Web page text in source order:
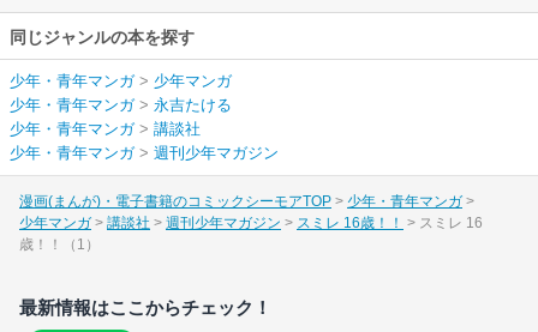
同じジャンルの本を探す
少年・青年マンガ> 少年マンガ
少年・青年マンガ> 永吉たける
少年・青年マンガ> 講談社
少年・青年マンガ> 週刊少年マガジン
漫画(まんが)・電子書籍のコミックシーモアTOP
少年・青年マンガ
少年マンガ
講談社 週刊少年マガジン スミレ 16歳！！
スミレ 16
歳！！（1）
最新情報はここからチェック！